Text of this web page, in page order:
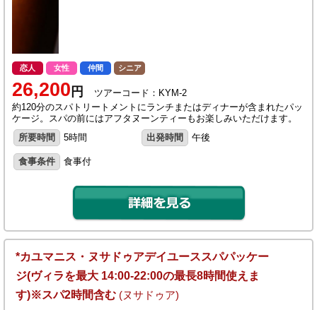
恋人 女性 仲間 シニア
26,200 円
ツアーコード：KYM-2
約120分のスパトリートメントにランチまたはディナーが含まれたパッ
ケージ。スパの前にはアフタヌーンティーもお楽しみいただけます。
所要時間
5時間 出発時間 午後
食事条件 食事付
*カユマニス・ヌサドゥアデイユーススパパッケー
ジ(ヴィラを最大 14:00-22:00の最長8時間使えま
す)※スパ2時間含む (ヌサドゥア)